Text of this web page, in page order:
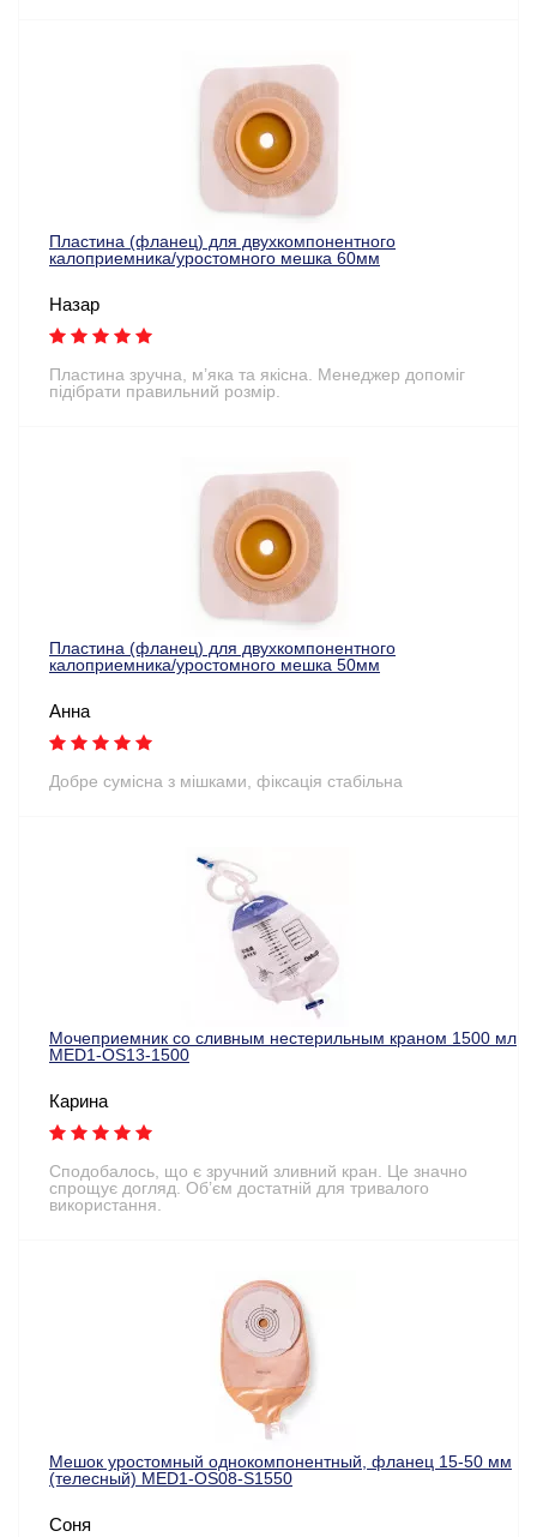
Пластина (фланец) для двухкомпонентного
калоприемника/уростомного мешка 60мм
Назар
Пластина зручна, м’яка та якісна. Менеджер допоміг
підібрати правильний розмір.
Пластина (фланец) для двухкомпонентного
калоприемника/уростомного мешка 50мм
Анна
Добре сумісна з мішками, фіксація стабільна
Мочеприемник со сливным нестерильным краном 1500 мл
MED1-OS13-1500
Карина
Сподобалось, що є зручний зливний кран. Це значно
спрощує догляд. Об’єм достатній для тривалого
використання.
Мешок уростомный однокомпонентный, фланец 15-50 мм
(телесный) MED1-OS08-S1550
Соня